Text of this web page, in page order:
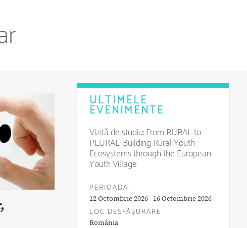
ULTIMELE
EVENIMENTE
Vizită de studiu: From RURAL to
PLURAL: Building Rural Youth
Ecosystems through the European
Youth Village
PERIOADA:
12 Octombrie 2026 - 16 Octombrie 2026
LOC DESFĂŞURARE
România